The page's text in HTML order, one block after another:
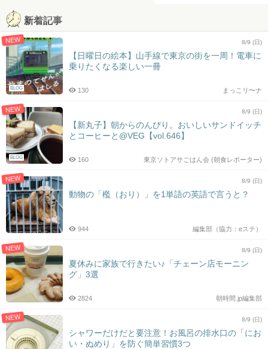
新着記事
NEW
BLOG
8/9 (日)
【日曜日の絵本】山手線で東京の街を一周！電車に
乗りたくなる楽しい一冊
まっこリ〜ナ
130
NEW
BLOG
8/9 (日)
【新丸子】朝からのんびり。おいしいサンドイッチ
とコーヒーと@VEG【vol.646】
東京ソトアサごはん会 (朝食レポーター)
160
NEW 8/9 (日)
動物の「檻（おり）」を1単語の英語で言うと？
編集部（協力：eステ）
944
NEW 8/9 (日)
夏休みに家族で行きたい♪「チェーン店モーニン
グ」3選
朝時間.jp編集部
2824
NEW 8/9 (日)
シャワーだけだと要注意！お風呂の排水口の「にお
い・ぬめり」を防ぐ簡単習慣3つ